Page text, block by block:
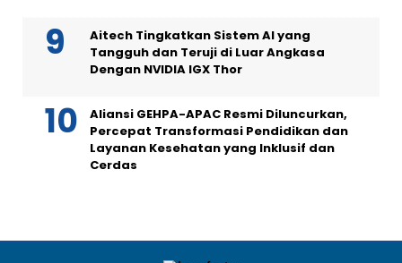
Aitech Tingkatkan Sistem AI yang
Tangguh dan Teruji di Luar Angkasa
Dengan NVIDIA IGX Thor
Aliansi GEHPA-APAC Resmi Diluncurkan,
Percepat Transformasi Pendidikan dan
Layanan Kesehatan yang Inklusif dan
Cerdas